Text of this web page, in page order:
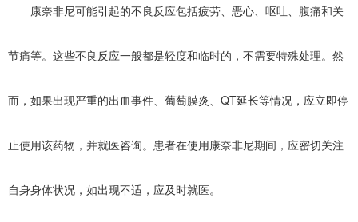
康奈非尼可能引起的不良反应包括疲劳、恶心、呕吐、腹痛和关
节痛等。这些不良反应一般都是轻度和临时的，不需要特殊处理。然
而，如果出现严重的出血事件、葡萄膜炎、QT延长等情况，应立即停
止使用该药物，并就医咨询。患者在使用康奈非尼期间，应密切关注
自身身体状况，如出现不适，应及时就医。